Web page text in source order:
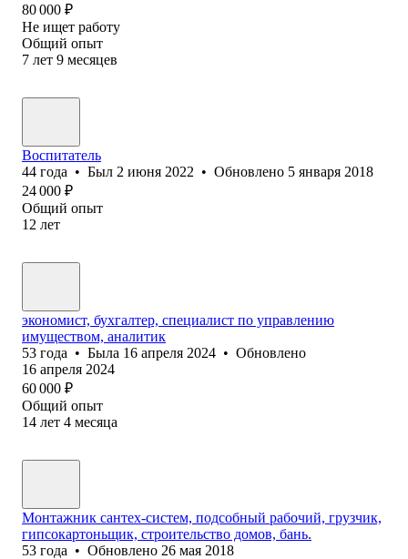
80 000 ₽
Не ищет работу
Общий опыт
7 лет 9 месяцев
Воспитатель
44 года • Был 2 июня 2022 • Обновлено 5 января 2018
24 000 ₽
Общий опыт
12 лет
экономист, бухгалтер, специалист по управлению
имуществом, аналитик
53 года • Была 16 апреля 2024 • Обновлено
16 апреля 2024
60 000 ₽
Общий опыт
14 лет 4 месяца
Монтажник сантех-систем, подсобный рабочий, грузчик,
гипсокартоньщик, строительство домов, бань.
53 года • Обновлено 26 мая 2018